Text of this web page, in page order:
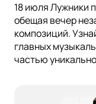
18 июля Лужники
обещая вечер
композиций.
главных
частью